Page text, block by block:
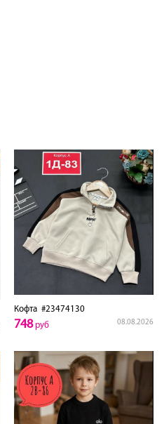
Кофта #23474130
08.08.2026
748руб